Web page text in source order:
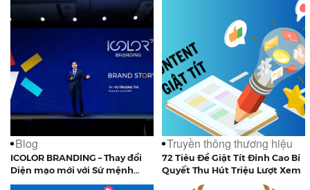
Blog
ICOLOR BRANDING – Thay đổi
Diện mạo mới với Sứ mệnh
mới!
Truyền thông thương hiệu
72 Tiêu Đề Giật Tít Đỉnh Cao Bí
Quyết Thu Hút Triệu Lượt Xem